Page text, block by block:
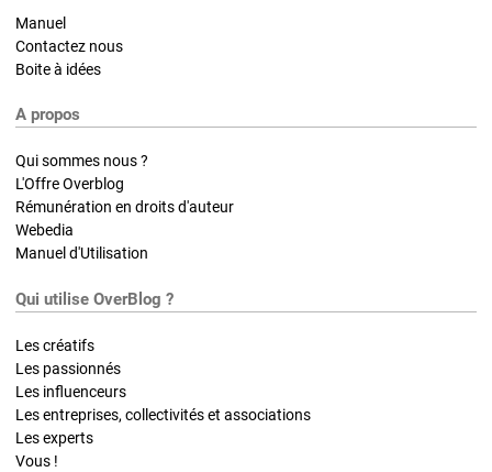
Manuel
Contactez nous
Boite à idées
A propos
Qui sommes nous ?
L'Offre Overblog
Rémunération en droits d'auteur
Webedia
Manuel d'Utilisation
Qui utilise OverBlog ?
Les créatifs
Les passionnés
Les influenceurs
Les entreprises, collectivités et associations
Les experts
Vous !